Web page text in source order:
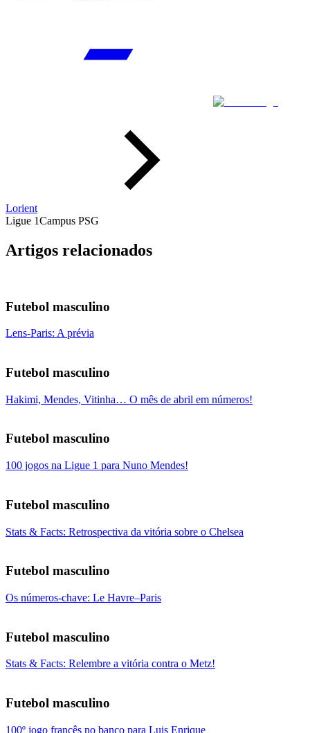
Lorient
Ligue 1Campus PSG
Artigos relacionados
Futebol masculino
Lens-Paris: A prévia
Futebol masculino
Hakimi, Mendes, Vitinha… O mês de abril em números!
Futebol masculino
100 jogos na Ligue 1 para Nuno Mendes!
Futebol masculino
Stats & Facts: Retrospectiva da vitória sobre o Chelsea
Futebol masculino
Os números-chave: Le Havre–Paris
Futebol masculino
Stats & Facts: Relembre a vitória contra o Metz!
Futebol masculino
100º jogo francês no banco para Luis Enrique